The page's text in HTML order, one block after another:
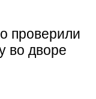
проверили
во дворе